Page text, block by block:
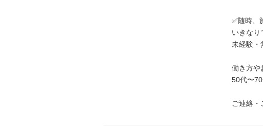
✅随時、
いきなり
未経験・
働き方や
50代〜
ご連絡・